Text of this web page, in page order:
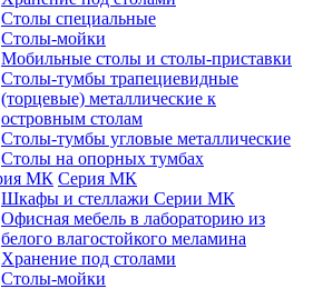
Столы специальные
Столы-мойки
Мобильные столы и столы-приставки
Столы-тумбы трапециевидные
(торцевые) металлические к
островным столам
Столы-тумбы угловые металлические
Столы на опорных тумбах
Серия МК
Шкафы и стеллажи Серии МК
Офисная мебель в лабораторию из
белого влагостойкого меламина
Хранение под столами
Столы-мойки